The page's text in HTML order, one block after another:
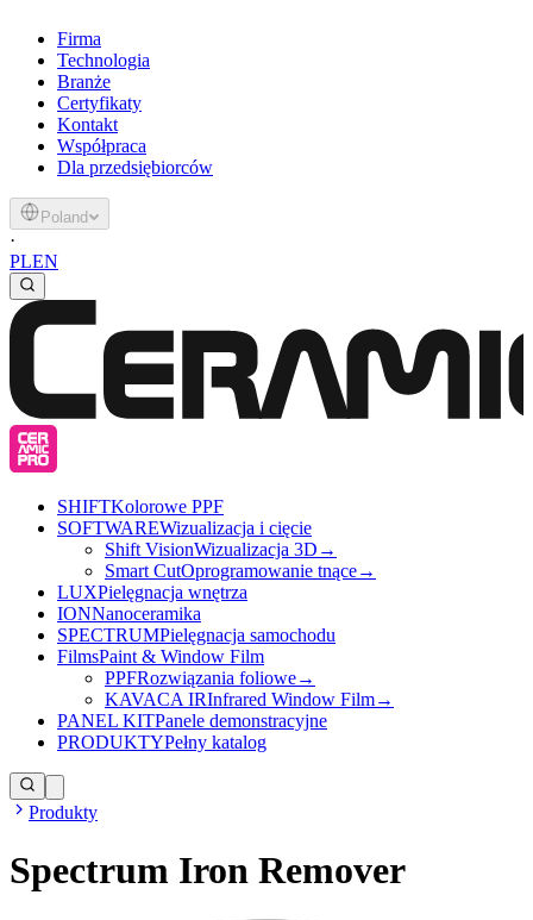
Firma
Technologia
Branże
Certyfikaty
Kontakt
Współpraca
Dla przedsiębiorców
Poland
·
PLEN
SHIFTKolorowe PPF
SOFTWAREWizualizacja i cięcie
Shift VisionWizualizacja 3D →
Smart CutOprogramowanie tnące→
LUXPielęgnacja wnętrza
IONNanoceramika
SPECTRUMPielęgnacja samochodu
FilmsPaint & Window Film
PPFRozwiązania foliowe→
KAVACA IRInfrared Window Film→
PANEL KITPanele demonstracyjne
PRODUKTYPełny katalog
Produkty
Spectrum Iron Remover